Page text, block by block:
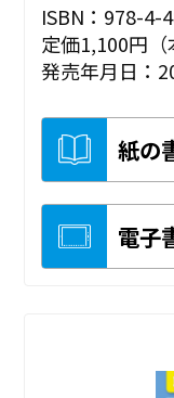
ISBN：978-4-
定価1,100円（
発売年月日：
紙の
電子